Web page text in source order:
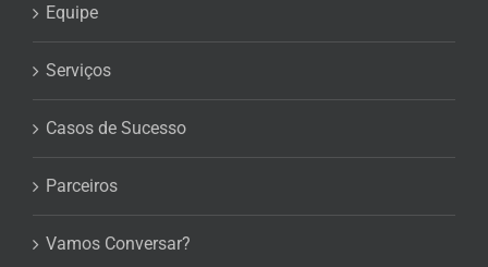
Equipe
Serviços
Casos de Sucesso
Parceiros
Vamos Conversar?